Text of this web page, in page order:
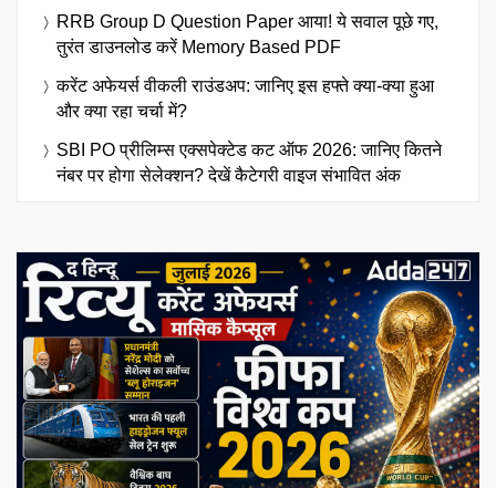
RRB Group D Question Paper आया! ये सवाल पूछे गए,
तुरंत डाउनलोड करें Memory Based PDF
करेंट अफेयर्स वीकली राउंडअप: जानिए इस हफ्ते क्या-क्या हुआ
और क्या रहा चर्चा में?
SBI PO प्रीलिम्स एक्सपेक्टेड कट ऑफ 2026: जानिए कितने
नंबर पर होगा सेलेक्शन? देखें कैटेगरी वाइज संभावित अंक